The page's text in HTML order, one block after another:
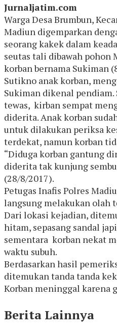
Jurnaljatim.com
Warga Desa Brumbun,
Madiun digemparkan
seorang kakek dalam
seutas tali dibawah pohon
korban bernama Sukiman
Sutikno anak korban,
Sukiman dikenal
tewas, kirban sempat
diderita. Anak korban
untuk dilakukan periksa
terdekat, namun korban
“Diduga korban gantung
diderita tak kunjung
(28/8/2017).
Petugas Inafis Polres
langsung melakukan olah
Dari lokasi kejadian,
hitam, sepasang sandal
sementara korban nekat
waktu subuh.
Berdasarkan hasil
ditemukan tanda tanda
Korban meninggal karena
Berita Lainnya